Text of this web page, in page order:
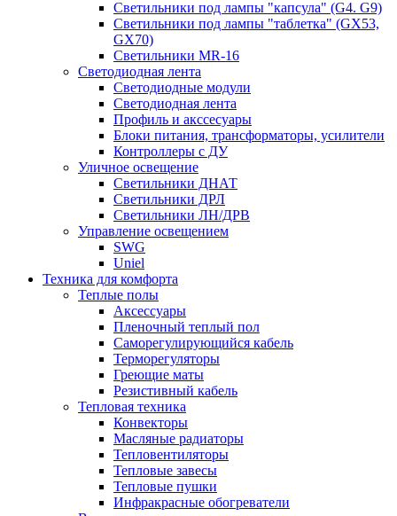
Светильники под лампы "капсула" (G4. G9)
Светильники под лампы "таблетка" (GX53,
GX70)
Светильники MR-16
Светодиодная лента
Светодиодные модули
Светодиодная лента
Профиль и акссесуары
Блоки питания, трансформаторы, усилители
Контроллеры с ДУ
Уличное освещение
Светильники ДНАТ
Светильники ДРЛ
Светильники ЛН/ДРВ
Управление освещением
SWG
Uniel
Техника для комфорта
Теплые полы
Аксессуары
Пленочный теплый пол
Саморегулирующийся кабель
Терморегуляторы
Греющие маты
Резистивный кабель
Тепловая техника
Конвекторы
Масляные радиаторы
Тепловентиляторы
Тепловые завесы
Тепловые пушки
Инфракрасные обогреватели